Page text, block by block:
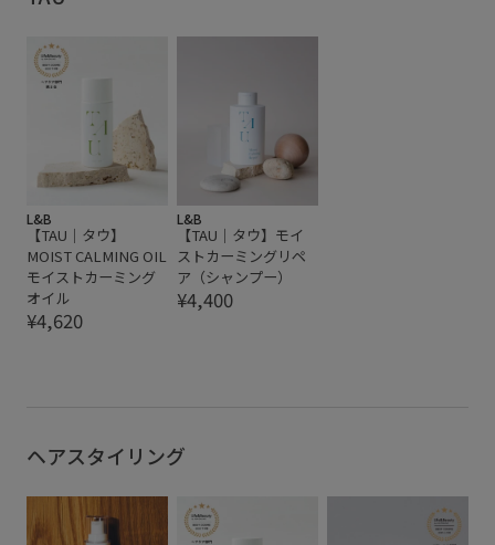
L&B
【TAU｜タウ】
MOIST CALMING OIL
モイストカーミング
オイル
¥4,620
L&B
【TAU｜タウ】モイ
ストカーミングリペ
ア（シャンプー）
¥4,400
ヘアスタイリング